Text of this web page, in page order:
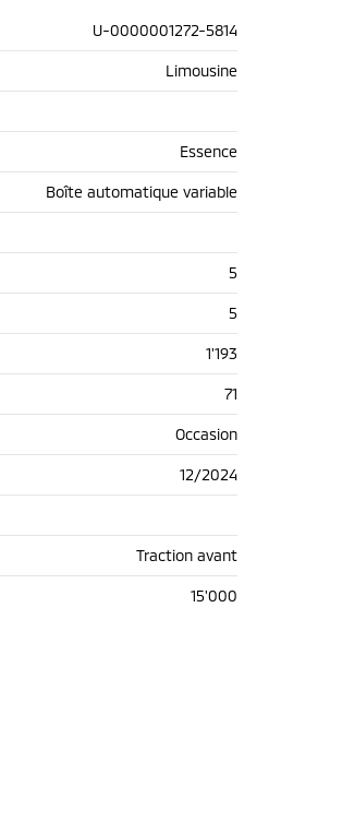
U-0000001272-5814
Limousine
Essence
Boîte automatique variable
5
5
1'193
71
Occasion
12/2024
Traction avant
15'000